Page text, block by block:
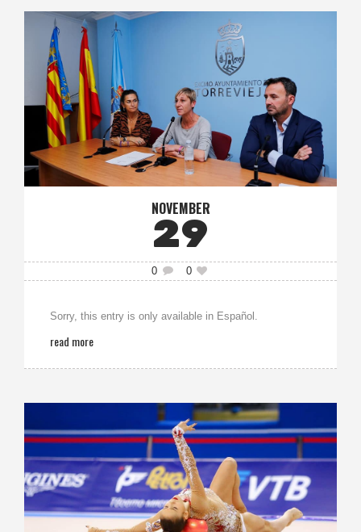
NOVEMBER
29
0 0
Sorry, this entry is only available in Español.
read more